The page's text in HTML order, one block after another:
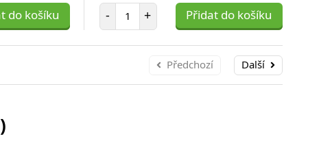
do košíku - Počet položek
+ Přidat do košíku
Předchozí Další